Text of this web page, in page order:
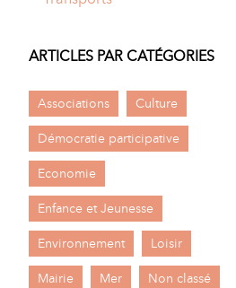
ARTICLES PAR CATÉGORIES
Associations Culture
Démocratie participative
Economie
Enfance et Jeunesse
Environnement Loisir
Mairie Mer Non classé